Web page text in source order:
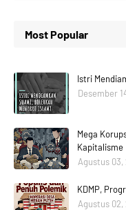
Most Popular
Istri
Desember
Mega
Kapitalisme
Agustus 03,
KDMP,
Agustus 02,